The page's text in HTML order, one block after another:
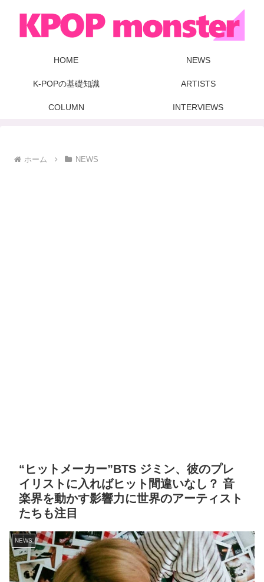
HOME NEWS
K-POPの基礎知識 ARTISTS
COLUMN INTERVIEWS
ホーム NEWS
“ヒットメーカー”BTS ジミン、彼のプレ
イリストに入ればヒット間違いなし？ 音
楽界を動かす影響力に世界のアーティスト
たちも注目
NEWS